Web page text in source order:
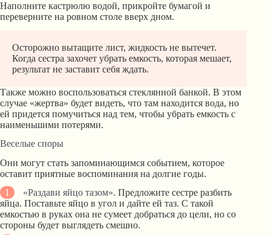
Наполните кастрюлю водой, прикройте бумагой и
переверните на ровном столе вверх дном.
Осторожно вытащите лист, жидкость не вытечет.
Когда сестра захочет убрать емкость, которая мешает,
результат не заставит себя ждать.
Также можно воспользоваться стеклянной банкой. В этом
случае «жертва» будет видеть, что там находится вода, но
ей придется помучиться над тем, чтобы убрать емкость с
наименьшими потерями.
Веселые споры
Они могут стать запоминающимся событием, которое
оставит приятные воспоминания на долгие годы.
«Раздави яйцо тазом». Предложите сестре разбить
яйца. Поставьте яйцо в угол и дайте ей таз. С такой
емкостью в руках она не сумеет добраться до цели, но со
стороны будет выглядеть смешно.